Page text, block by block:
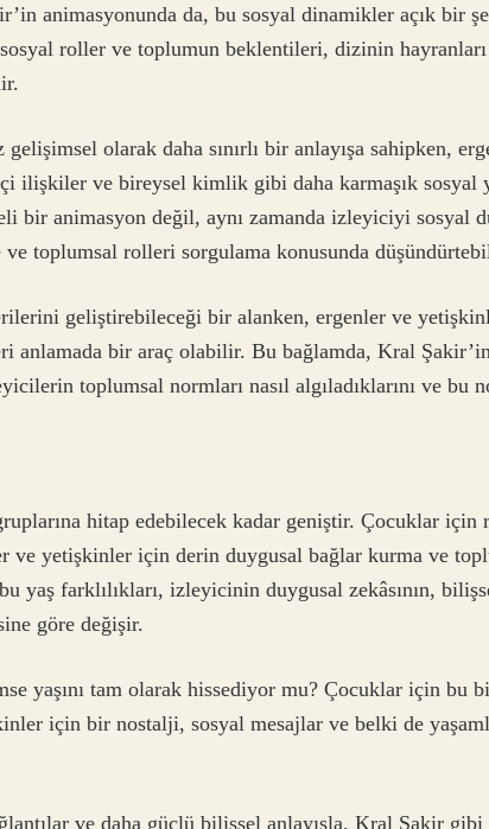
animasyonunda da, bu sosyal dinamikler açık bir
roller ve toplumun beklentileri, dizinin hayranları
olarak daha sınırlı bir anlayışa sahipken,
ilişkiler ve bireysel kimlik gibi daha karmaşık sosyal
bir animasyon değil, aynı zamanda izleyiciyi sosyal
toplumsal rolleri sorgulama konusunda
geliştirebileceği bir alanken, ergenler ve
anlamada bir araç olabilir. Bu bağlamda, Kral
toplumsal normları nasıl algıladıklarını ve bu
hitap edebilecek kadar geniştir. Çocuklar için
ve yetişkinler için derin duygusal bağlar kurma ve
yaş farklılıkları, izleyicinin duygusal zekâsının,
göre değişir.
yaşını tam olarak hissediyor mu? Çocuklar için bu
için bir nostalji, sosyal mesajlar ve belki de
ve daha güçlü bilişsel anlayışla, Kral Şakir gibi